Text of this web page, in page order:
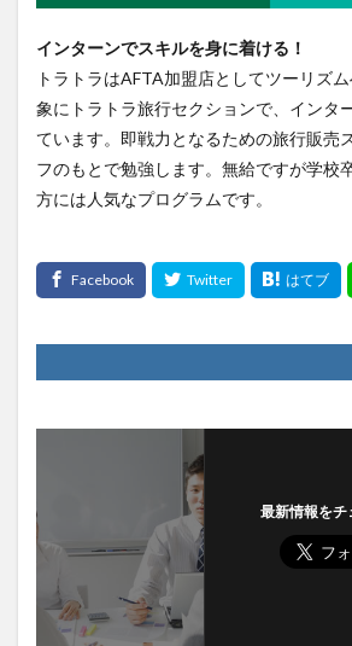
インターンでスキルを身に着ける！
トラトラはAFTA加盟店としてツーリズ
象にトラトラ旅行セクションで、インタ
ています。即戦力となるための旅行販売
フのもとで勉強します。無給ですが学校
方には人気なプログラムです。
最新情報をチ